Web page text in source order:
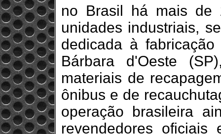
no Brasil há mais de
unidades industriais,
dedicada à
Bárbara d'Oeste
materiais de
ônibus e de
operação brasileira
revendedores